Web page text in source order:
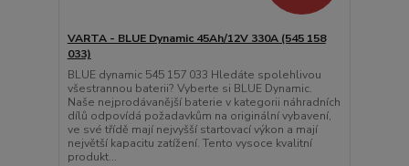
VARTA - BLUE Dynamic 45Ah/12V 330A (545 158
033)
BLUE dynamic 545 157 033 Hledáte spolehlivou
všestrannou baterii? Vyberte si BLUE Dynamic.
Naše nejprodávanější baterie v kategorii náhradních
dílů odpovídá požadavkům na originální vybavení,
ve své třídě mají nejvyšší startovací výkon a mají
největší kapacitu zatížení. Tento vysoce kvalitní
produkt...